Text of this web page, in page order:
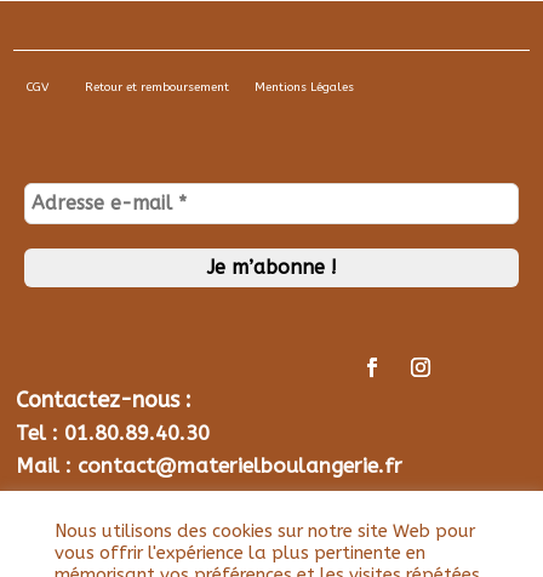
CGV Retour et remboursement Mentions Légales
Contactez-nous :
Tel : 01.80.89.40.30
Mail : contact@materielboulangerie.fr
Nous utilisons des cookies sur notre site Web pour
vous offrir l'expérience la plus pertinente en